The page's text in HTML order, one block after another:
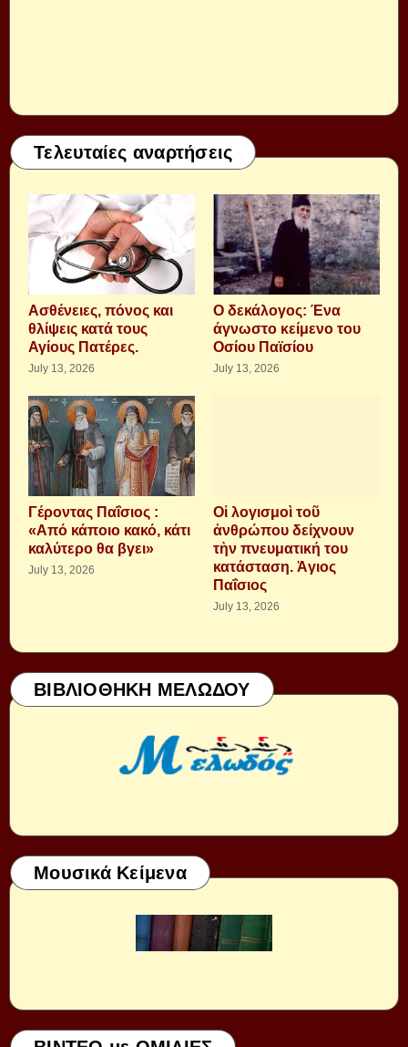
Τελευταίες αναρτήσεις
Aσθένειες, πόνος και
θλίψεις κατά τους
Αγίους Πατέρες.
July 13, 2026
Ο δεκάλογος: Ένα
άγνωστο κείμενο του
Οσίου Παϊσίου
July 13, 2026
Γέροντας Παΐσιος :
«Από κάποιο κακό, κάτι
καλύτερο θα βγει»
July 13, 2026
Οἱ λογισμοὶ τοῦ
ἀνθρώπου δείχνουν
τὴν πνευματική του
κατάσταση. Ἁγιος
Παΐσιος
July 13, 2026
ΒΙΒΛΙΟΘΗΚΗ ΜΕΛΩΔΟΥ
Μουσικά Κείμενα